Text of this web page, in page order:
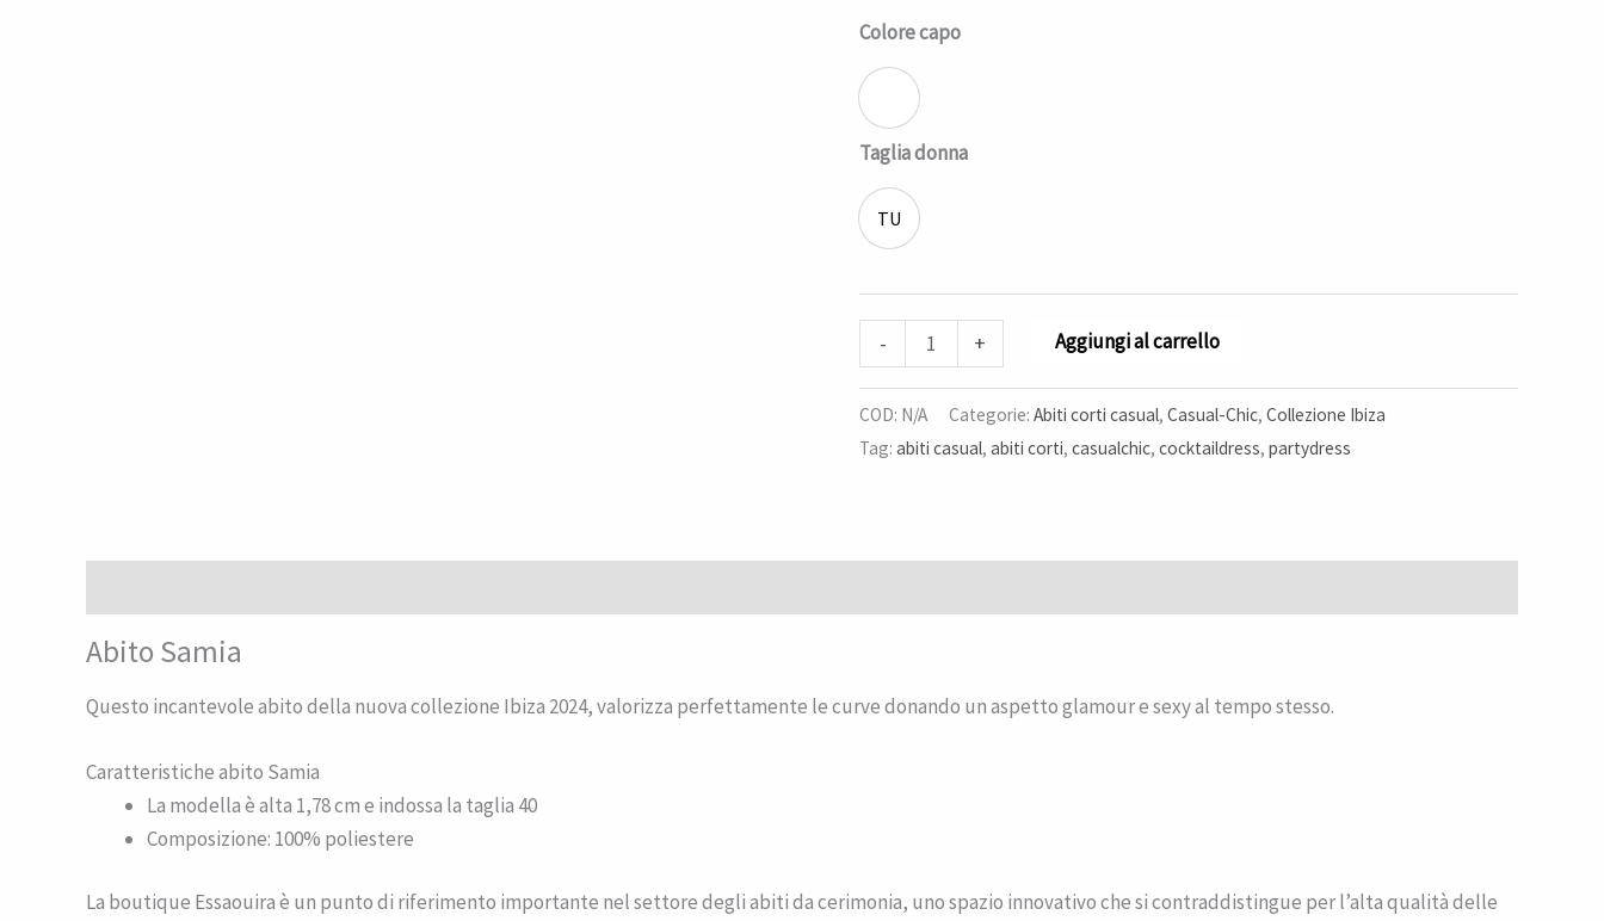
Colore capo
Fantasia come foto
Taglia donna
TU
Taglia unica
- + Aggiungi al carrello
COD: N/A Categorie: Abiti corti casual, Casual-Chic, Collezione Ibiza
Tag: abiti casual, abiti corti, casualchic, cocktaildress, partydress
Abito Samia
Questo incantevole abito della nuova collezione Ibiza 2024, valorizza perfettamente le curve donando un aspetto glamour e sexy al tempo stesso.
Caratteristiche abito Samia
La modella è alta 1,78 cm e indossa la taglia 40
Composizione: 100% poliestere
La boutique Essaouira è un punto di riferimento importante nel settore degli abiti da cerimonia, uno spazio innovativo che si contraddistingue per l’alta qualità delle